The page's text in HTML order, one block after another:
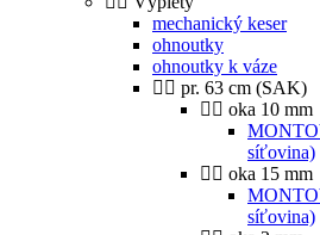
mechanický keser
ohnoutky
ohnoutky k váze
pr. 63 cm (SAK)
oka 10 mm
síťovina)
oka 15 mm
síťovina)